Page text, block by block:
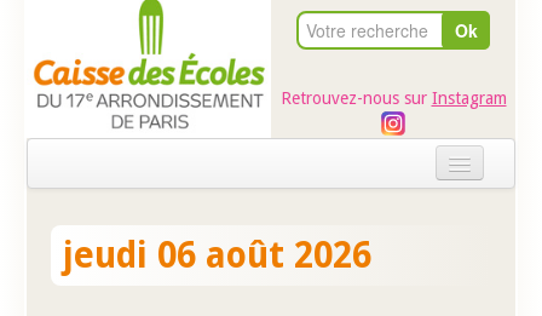
Retrouvez-nous sur Instagram
Evénements
jeudi 06 août 2026